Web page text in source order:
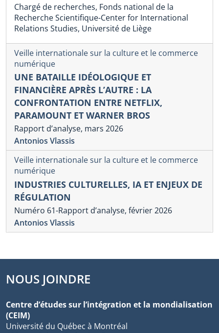
Chargé de recherches, Fonds national de la
Recherche Scientifique-Center for International
Relations Studies, Université de Liège
Veille internationale sur la culture et le commerce
numérique
UNE BATAILLE IDÉOLOGIQUE ET
FINANCIÈRE APRÈS L’AUTRE : LA
CONFRONTATION ENTRE NETFLIX,
PARAMOUNT ET WARNER BROS
Rapport d’analyse, mars 2026
Antonios Vlassis
Veille internationale sur la culture et le commerce
numérique
INDUSTRIES CULTURELLES, IA ET ENJEUX DE
RÉGULATION
Numéro 61-Rapport d’analyse, février 2026
Antonios Vlassis
NOUS JOINDRE
Centre d’études sur l’intégration et la mondialisation
(CEIM)
Université du Québec à Montréal